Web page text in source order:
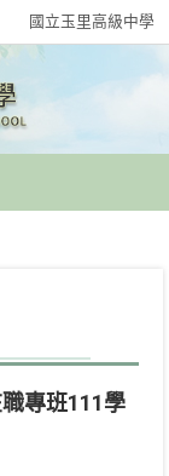
國立玉里高級中學
專班111學